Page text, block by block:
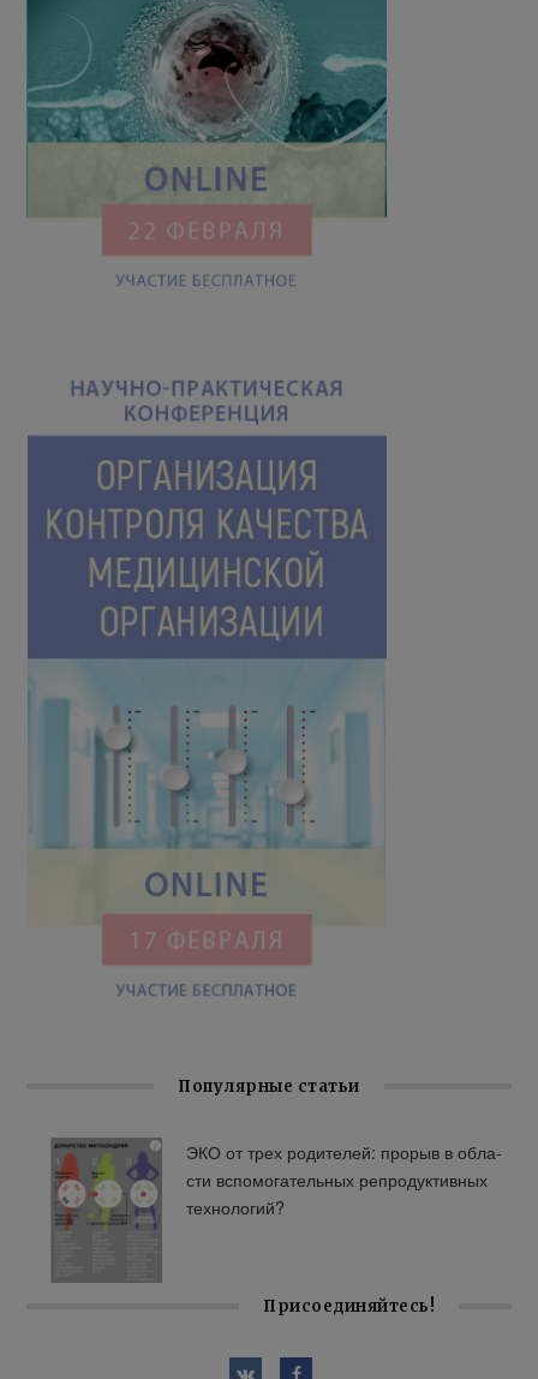
Популярные статьи
ЭКО от трех ро­ди­те­лей: про­рыв в об­ла­
сти вспо­мо­га­тель­ных ре­про­дук­тив­ных
тех­но­ло­гий?
Присоединяйтесь!